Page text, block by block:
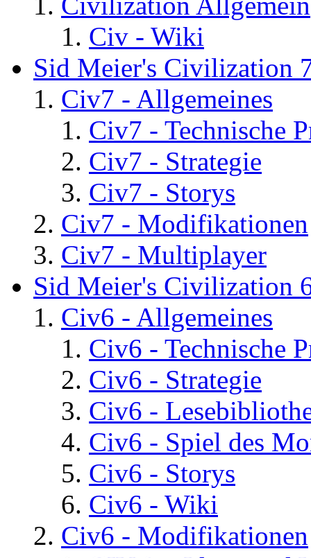
Civ - Wiki
Sid Meier's Civilization
Civ7 - Allgemeines
Civ7 - Technische
Civ7 - Strategie
Civ7 - Storys
Civ7 - Modifikationen
Civ7 - Multiplayer
Sid Meier's Civilization
Civ6 - Allgemeines
Civ6 - Technische
Civ6 - Strategie
Civ6 -
Civ6 - Spiel des
Civ6 - Storys
Civ6 - Wiki
Civ6 - Modifikationen